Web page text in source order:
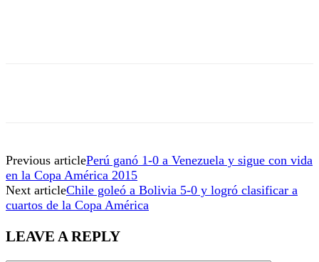
Previous articlePerú ganó 1-0 a Venezuela y sigue con vida
en la Copa América 2015
Next articleChile goleó a Bolivia 5-0 y logró clasificar a
cuartos de la Copa América
LEAVE A REPLY